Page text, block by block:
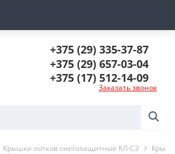
+375 (29) 335-37-87
+375 (29) 657-03-04
+375 (17) 512-14-09
Заказать звонок
Крышки лотков снегозащитные КЛ-СЗ